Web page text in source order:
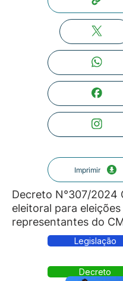
Imprimir
Decreto N°307/2024
eleitoral para eleições
representantes do
Legislação
Decreto